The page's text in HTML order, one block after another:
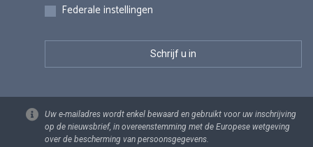
Federale instellingen
Uw e-mailadres wordt enkel bewaard en gebruikt voor uw inschrijving
op de nieuwsbrief, in overeenstemming met de Europese wetgeving
over de bescherming van persoonsgegevens.